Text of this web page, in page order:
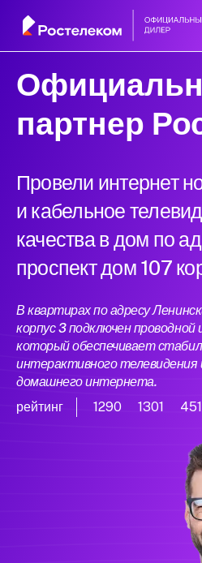
партнер
Провели интернет
и кабельное
качества в дом по
проспект дом 107
В квартирах по адресу
корпус 3 подключен
который обеспечивает
интерактивного телевидения
домашнего интернета.
рейтинг
1290 1301 451